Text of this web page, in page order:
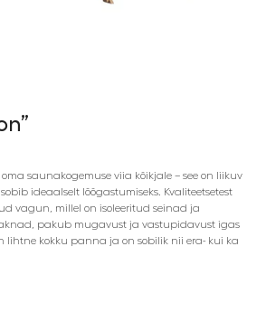
saunakogemuse viia kõikjale – see on liikuv
ideaalselt lõõgastumiseks. Kvaliteetsetest
vagun, millel on isoleeritud seinad ja
pakub mugavust ja vastupidavust igas
lihtne kokku panna ja on sobilik nii era- kui ka